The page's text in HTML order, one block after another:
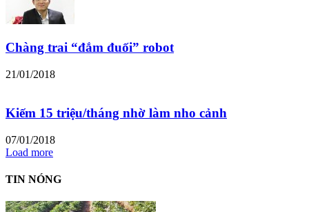
Chàng trai “đắm đuối” robot
21/01/2018
Kiếm 15 triệu/tháng nhờ làm nho cảnh
07/01/2018
Load more
TIN NÓNG